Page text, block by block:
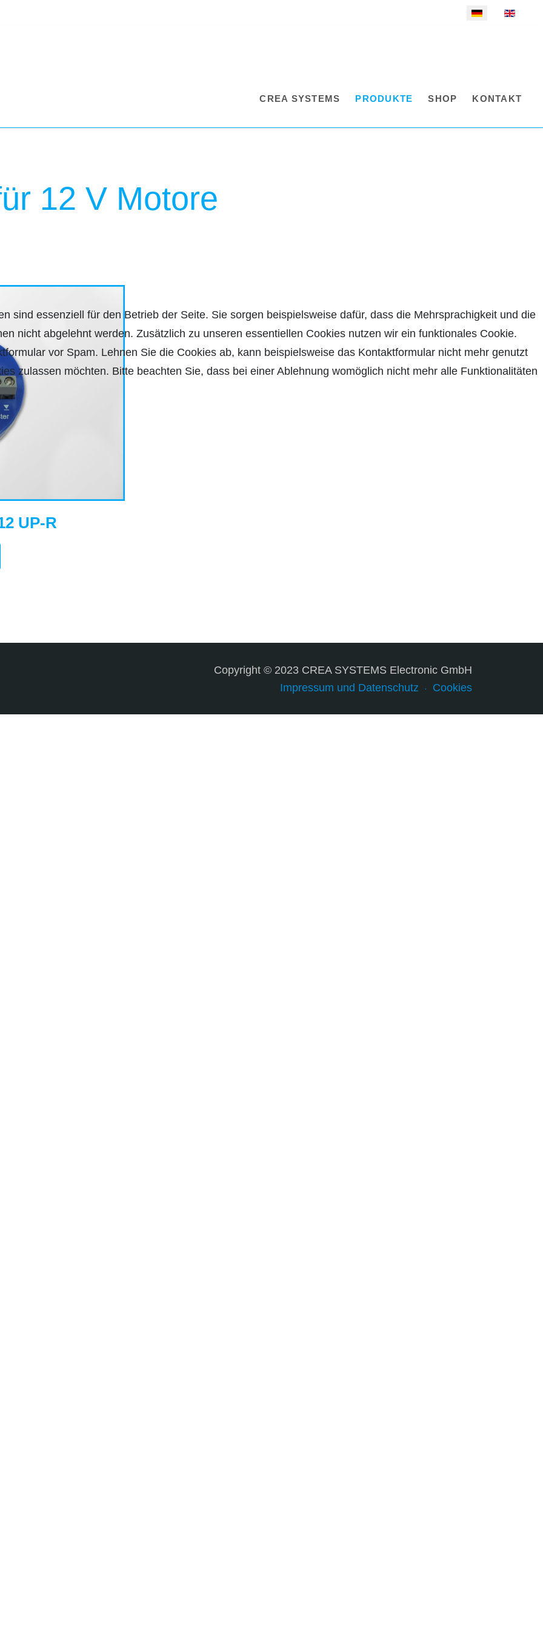
Sprache auswählen
CREA SYSTEMS PRODUKTE SHOP KONTAKT
12 V Motore
UP-R
Copyright © 2023 CREA SYSTEMS Electronic GmbH
Impressum und Datenschutz
Cookies
sind essenziell für den Betrieb der Seite. Sie sorgen beispielsweise dafür, dass die Mehrsprachigkeit und die
nicht abgelehnt werden. Zusätzlich zu unseren essentiellen Cookies nutzen wir ein funktionales Cookie.
vor Spam. Lehnen Sie die Cookies ab, kann beispielsweise das Kontaktformular nicht mehr genutzt
zulassen möchten. Bitte beachten Sie, dass bei einer Ablehnung womöglich nicht mehr alle Funktionalitäten